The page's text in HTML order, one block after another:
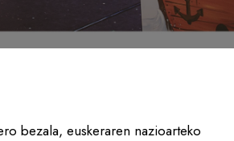
bezala, euskeraren nazioarteko